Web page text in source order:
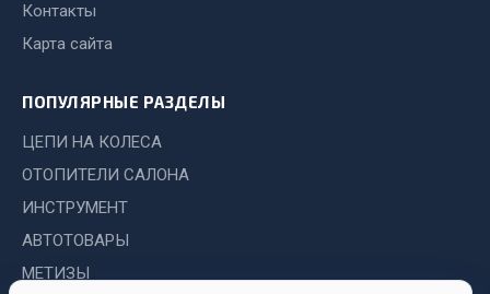
Запчасти ЯМЗ
Двигатель
Система питания
Контакты
Карта сайта
ПОПУЛЯРНЫЕ РАЗДЕЛЫ
ЦЕПИ НА КОЛЕСА
ОТОПИТЕЛИ САЛОНА
ИНСТРУМЕНТ
АВТОТОВАРЫ
МЕТИЗЫ